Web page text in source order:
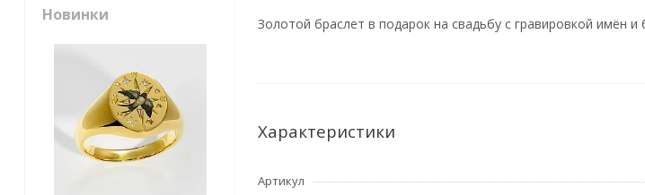
Золотой браслет в подарок на свадьбу с гравировкой имён и
Характеристики
Артикул
Новинки